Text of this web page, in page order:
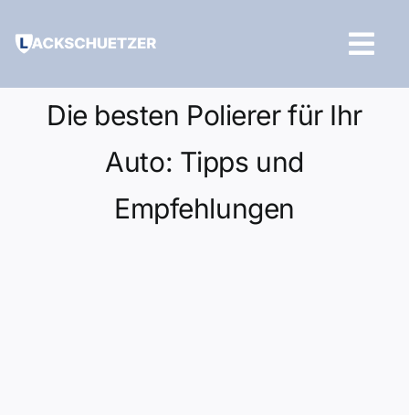
Inhalt
Die besten Polierer für Ihr
Auto: Tipps und
Empfehlungen